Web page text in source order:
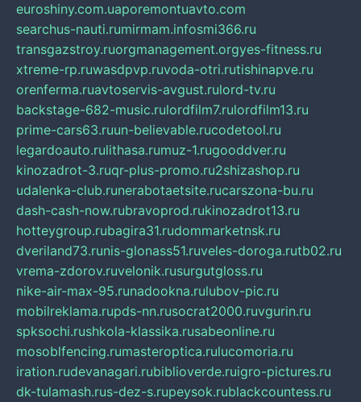
euroshiny.com.uaporemontuavto.com
searchus-nauti.rumirmam.infosmi366.ru
transgazstroy.ruorgmanagement.orgyes-fitness.ru
xtreme-rp.ruwasdpvp.ruvoda-otri.rutishinapve.ru
orenferma.ruavtoservis-avgust.rulord-tv.ru
backstage-682-music.rulordfilm7.rulordfilm13.ru
prime-cars63.ruun-believable.rucodetool.ru
legardoauto.rulithasa.rumuz-1.rugooddver.ru
kinozadrot-3.ruqr-plus-promo.ru2shizashop.ru
udalenka-club.runerabotaetsite.rucarszona-bu.ru
dash-cash-now.rubravoprod.rukinozadrot13.ru
hotteygroup.rubagira31.rudommarketnsk.ru
dveriland73.runis-glonass51.ruveles-doroga.rutb02.ru
vrema-zdorov.ruvelonik.rusurgutgloss.ru
nike-air-max-95.runadookna.rulubov-pic.ru
mobilreklama.rupds-nn.rusocrat2000.ruvgurin.ru
spksochi.rushkola-klassika.rusabeonline.ru
mosoblfencing.rumasteroptica.rulucomoria.ru
iration.rudevanagari.rubiblioverde.ruigro-pictures.ru
dk-tulamash.rus-dez-s.rupeysok.rublackcountess.ru